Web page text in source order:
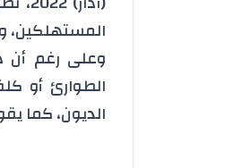
المستهلكين،
وعلى رغم أن
الطوارئ أو
الديون، كما